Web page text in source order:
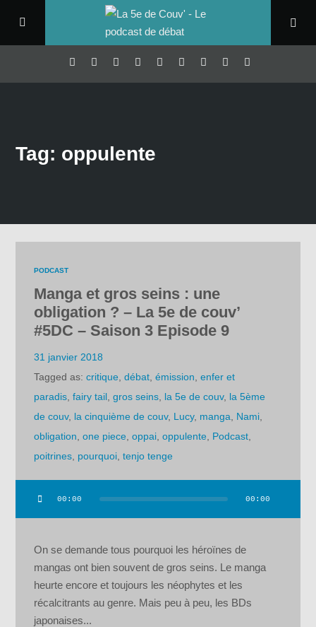
Tag: oppulente
PODCAST
Manga et gros seins : une
obligation ? – La 5e de couv’
#5DC – Saison 3 Episode 9
31 janvier 2018
Tagged as:critique ,débat ,émission ,enfer et
paradis ,fairy tail ,gros seins la 5e de couv, la 5ème
de couv, la cinquième de couv, Lucy, manga Nami
obligation ,one piece ,oppai ,oppulente Podcast
poitrines pourquoi ,tenjo tenge
Lecteur
00:00 00:00
On se demande tous pourquoi les héroïnes de
mangas ont bien souvent de gros seins. Le manga
heurte encore et toujours les néophytes et les
récalcitrants au genre. Mais peu à peu, les BDs
japonaises...